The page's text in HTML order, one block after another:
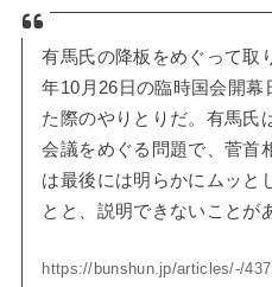
有馬氏の降板をめぐって取
年10月26日の臨時国会開幕
た際のやりとりだ。有馬氏
会議をめぐる問題で、菅首
は最後には明らかにムッと
とと、説明できないことが
https://bunshun.jp/articles/-/